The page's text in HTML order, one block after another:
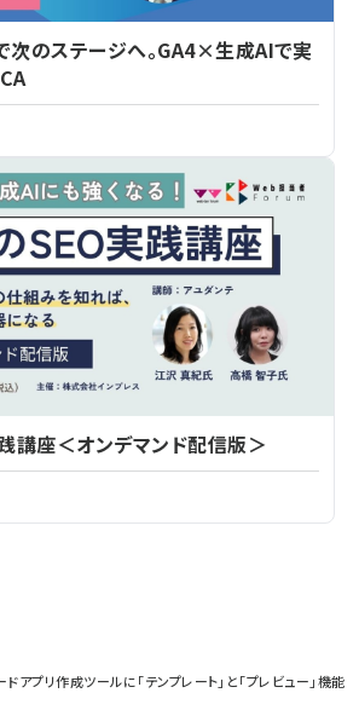
アプリ作成ツールに「テンプレート」と「プレビュー」機能
次のステージへ。GA4×生成AIで実
講座＜オンデマンド配信版＞